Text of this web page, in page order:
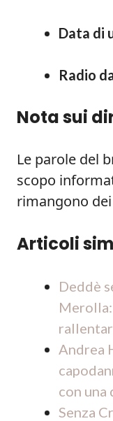
Data di
Radio
Nota sui
Le parole del
scopo
rimangono
Articoli
Deddè
Andrea
con una
Senza